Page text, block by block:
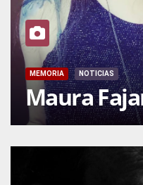
MEMORIA NOTICIAS
Maura